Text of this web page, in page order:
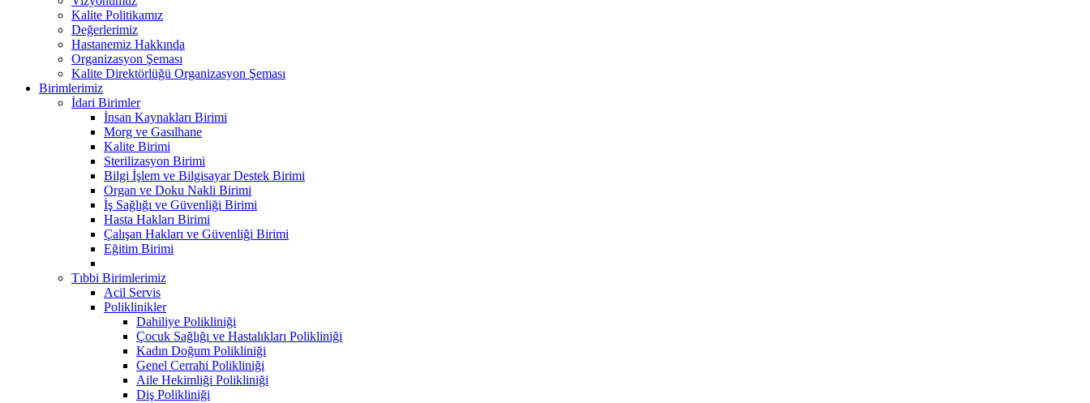
Kalite Politikamız
Değerlerimiz
Hastanemiz Hakkında
Organizasyon Şeması
Kalite Direktörlüğü Organizasyon Şeması
Birimlerimiz
İdari Birimler
İnsan Kaynakları Birimi
Morg ve Gasılhane
Kalite Birimi
Sterilizasyon Birimi
Bilgi İşlem ve Bilgisayar Destek Birimi
Organ ve Doku Nakli Birimi
İş Sağlığı ve Güvenliği Birimi
Hasta Hakları Birimi
Çalışan Hakları ve Güvenliği Birimi
Eğitim Birimi
Tıbbi Birimlerimiz
Acil Servis
Poliklinikler
Dahiliye Polikliniği
Çocuk Sağlığı ve Hastalıkları Polikliniği
Kadın Doğum Polikliniği
Genel Cerrahi Polikliniği
Aile Hekimliği Polikliniği
Diş Polikliniği